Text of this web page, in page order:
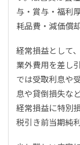
与・賞与・福利
耗品費・減価償
経常損益として
業外費用を差し
では受取利息や
息や貸倒損失な
経常損益に特別
税引き前当期純